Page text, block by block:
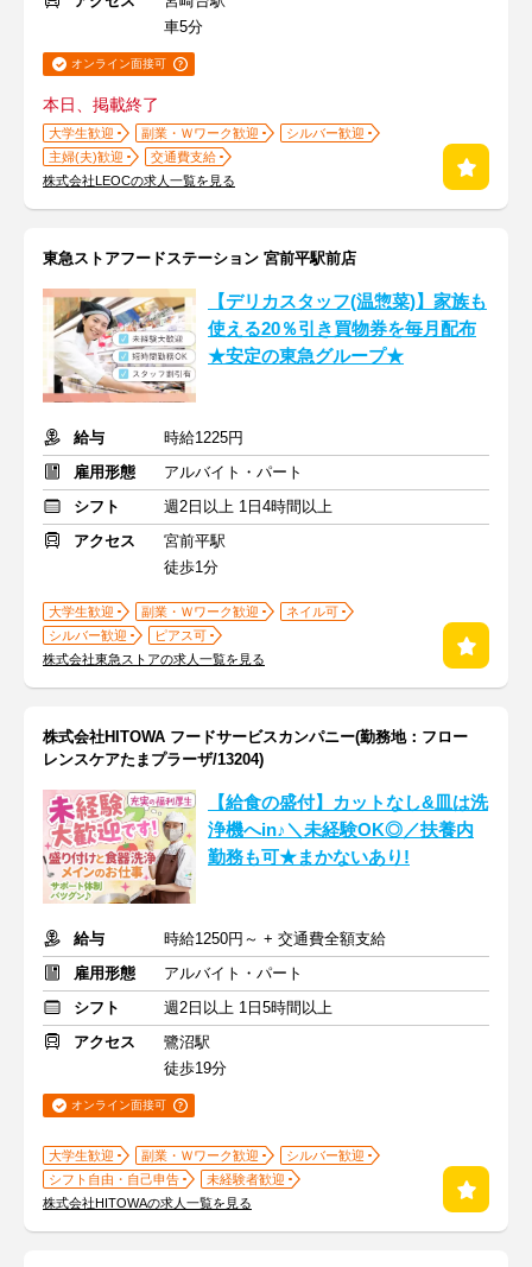
車5分
オンライン面接可
本日、掲載終了
大学生歓迎 副業・Ｗワーク歓迎
シルバー歓迎
主婦(夫)歓迎
交通費支給
株式会社LEOCの求人一覧を見る
東急ストアフードステーション 宮前平駅前店
【デリカスタッフ(温惣菜)】家族も
使える20％引き買物券を毎月配布
★安定の東急グループ★
給与
時給1225円
雇用形態
アルバイト・パート
シフト
週2日以上 1日4時間以上
アクセス
宮前平駅
徒歩1分
大学生歓迎 副業・Ｗワーク歓迎
ネイル可
シルバー歓迎
ピアス可
株式会社東急ストアの求人一覧を見る
株式会社HITOWA フードサービスカンパニー(勤務地：フロー
レンスケアたまプラーザ/13204)
【給食の盛付】カットなし&皿は洗
浄機へin♪＼未経験OK◎／扶養内
勤務も可★まかないあり!
給与
時給1250円～ + 交通費全額支給
雇用形態
アルバイト・パート
シフト
週2日以上 1日5時間以上
アクセス
鷺沼駅
徒歩19分
オンライン面接可
大学生歓迎 副業・Ｗワーク歓迎
シルバー歓迎
シフト自由・自己申告
未経験者歓迎
株式会社HITOWAの求人一覧を見る